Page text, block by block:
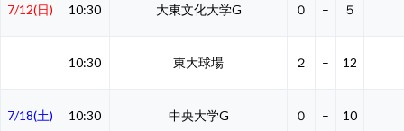
7/12(日) 10:30 大東文化大学G ０ – ５
10:30 東大球場 ２ – 12
7/18(土) 10:30 中央大学G ０ – 10